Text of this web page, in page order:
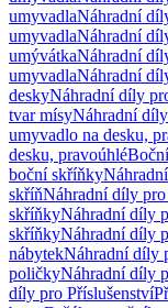
umyvadlaNáhradní
umyvadlaNáhradní
umývátkaNáhradní
umyvadlaNáhradní
deskyNáhradní díly
tvar mísyNáhradní
umyvadlo na desku,
desku, pravoúhlé
boční skříňky
skříňNáhradní díly
skříňkyNáhradní díly
skříňkyNáhradní díly
nábytekNáhradní díly
poličkyNáhradní díly
díly pro Příslušenství